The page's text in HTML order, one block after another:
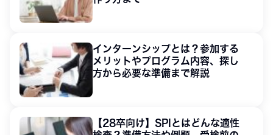
インターンシップとは？参加する
メリットやプログラム内容、探し
方から必要な準備まで解説
【28卒向け】SPIとはどんな適性